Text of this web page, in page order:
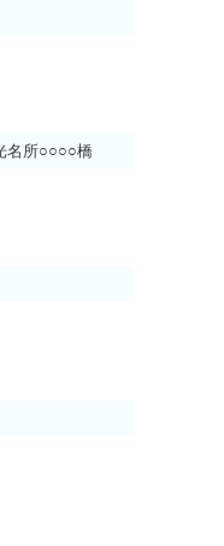
名所○○○○橋